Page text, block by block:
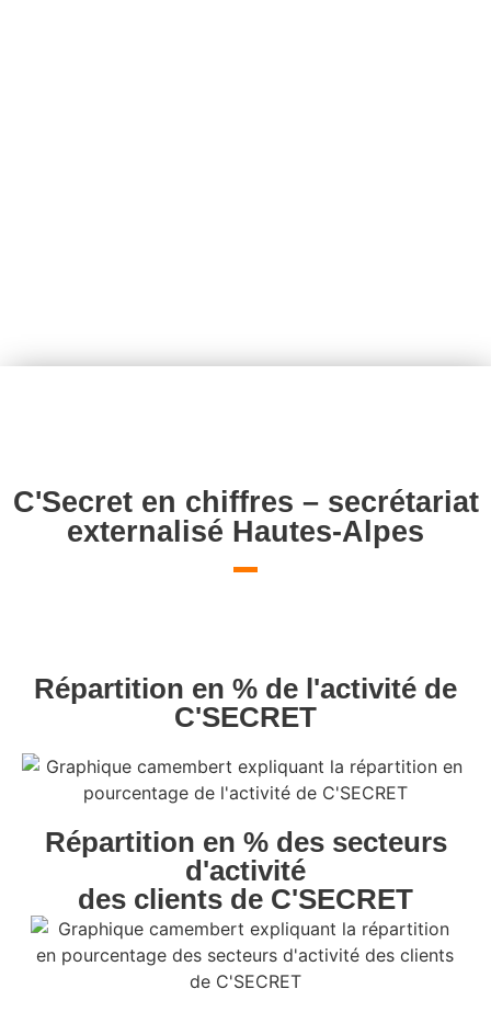
C'Secret en chiffres – secrétariat
externalisé Hautes-Alpes
Répartition en % de l'activité de
C'SECRET
Répartition en % des secteurs
d'activité
des clients de C'SECRET